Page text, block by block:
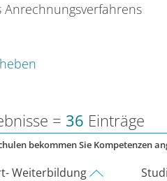
Anrechnungsverfahrens
= 36 Einträge
bekommen Sie Kompetenzen
Weiterbildung